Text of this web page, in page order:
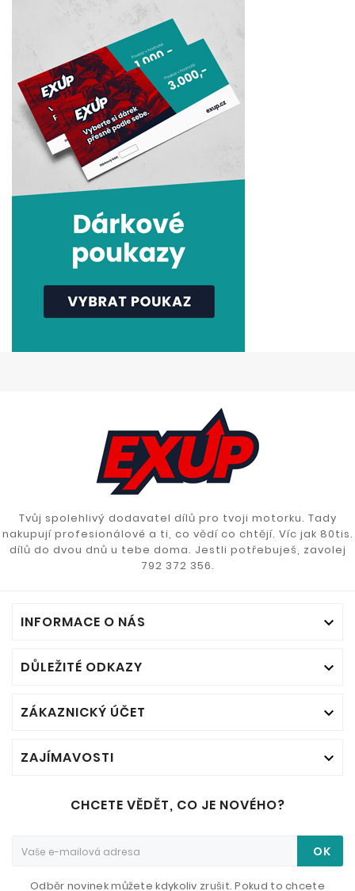
Tvůj spolehlivý dodavatel dílů pro tvoji motorku. Tady
nakupují profesionálové a ti, co vědí co chtějí. Víc jak 80tis.
dílů do dvou dnů u tebe doma. Jestli potřebuješ, zavolej
792 372 356.
INFORMACE O NÁS 
DŮLEŽITÉ ODKAZY 
ZÁKAZNICKÝ ÚČET 
ZAJÍMAVOSTI 
CHCETE VĚDĚT, CO JE NOVÉHO?
OK
Odběr novinek můžete kdykoliv zrušit. Pokud to chcete